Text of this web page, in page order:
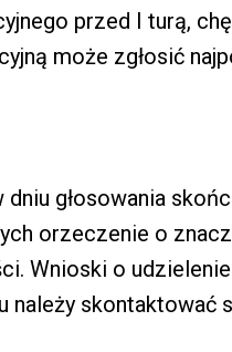
przed I turą,
może zgłosić
głosowania
orzeczenie o
Wnioski o
należy skontaktować